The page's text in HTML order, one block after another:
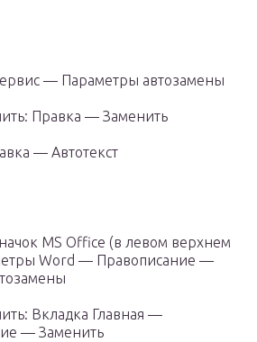
— Параметры автозамены
Правка — Заменить
— Автотекст
MS Office (в левом верхнем
Word — Правописание —
Вкладка Главная —
— Заменить